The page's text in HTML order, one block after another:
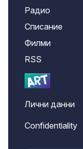
Радио
Списание
Филми
RSS
Лични данни
Confidentiality